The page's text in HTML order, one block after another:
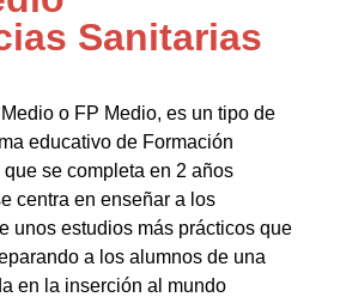
Sanitarias
o FP Medio, es un tipo de
educativo de Formación
se completa en 2 años
centra en enseñar a los
unos estudios más prácticos que
a los alumnos de una
en la inserción al mundo